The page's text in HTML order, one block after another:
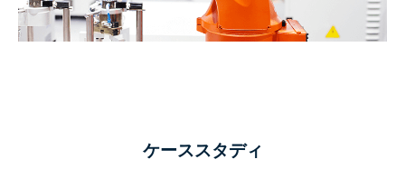
ケーススタディ